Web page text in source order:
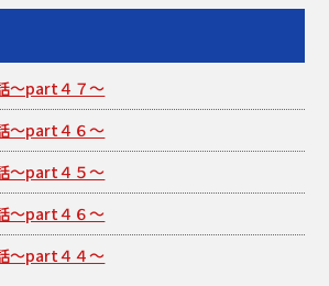
～part４７～
～part４６～
～part４５～
～part４６～
～part４４～